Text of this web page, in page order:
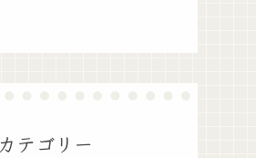
カテゴリー